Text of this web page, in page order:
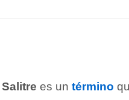
Salitre es un término